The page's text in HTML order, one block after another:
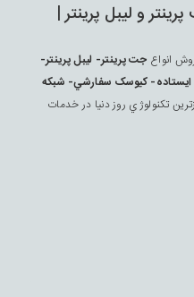
و ليبل پرينتر |
انواع جت پرينتر- ليبل پرينتر-
کيوسک سفارشي- شبکه
تکنولوژي روز دنيا در خدمات